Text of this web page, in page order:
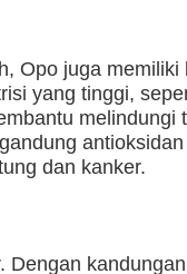
Opo juga memiliki
yang tinggi,
melindungi
dan kanker.
Dengan